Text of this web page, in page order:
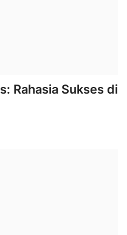
Rahasia Sukses di